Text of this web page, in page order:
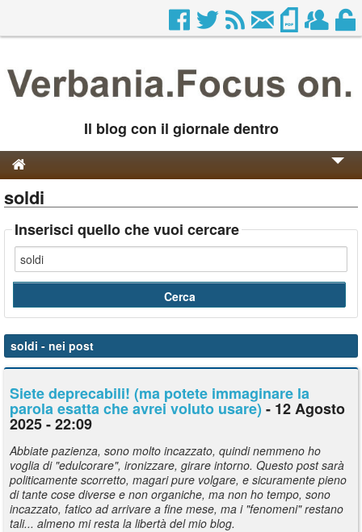
Il blog con il giornale dentro
Genesi e Storia
Contatti
soldi
Inserisci quello che vuoi cercare
soldi - nei post
Siete deprecabili! (ma potete immaginare la
parola esatta che avrei voluto usare) - 12 Agosto
2025 - 22:09
Abbiate pazienza, sono molto incazzato, quindi nemmeno ho
voglia di "edulcorare", ironizzare, girare intorno. Questo post sarà
politicamente scorretto, magari pure volgare, e sicuramente pieno
di tante cose diverse e non organiche, ma non ho tempo, sono
incazzato, fatico ad arrivare a fine mese, ma i "fenomeni" restano
tali... almeno mi resta la libertà del mio blog.